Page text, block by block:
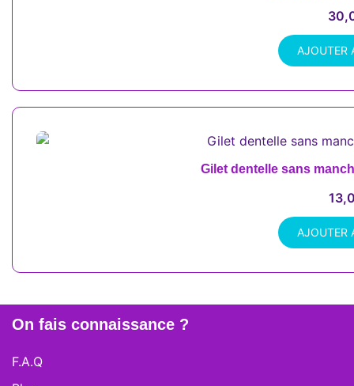
AJOUTER
Gilet dentelle sans
AJOUTER
On fais connaissance ?
F.A.Q